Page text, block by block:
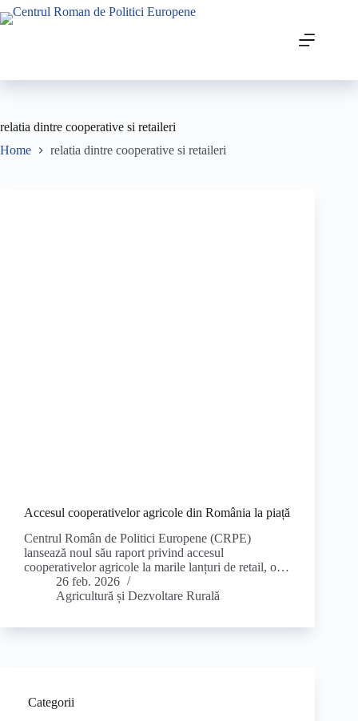
relatia dintre cooperative si retaileri
Home
relatia dintre cooperative si retaileri
Accesul cooperativelor agricole din România la piață
Centrul Român de Politici Europene (CRPE)
lansează noul său raport privind accesul
cooperativelor agricole la marile lanțuri de retail, o…
26 feb. 2026
Agricultură și Dezvoltare Rurală
Categorii